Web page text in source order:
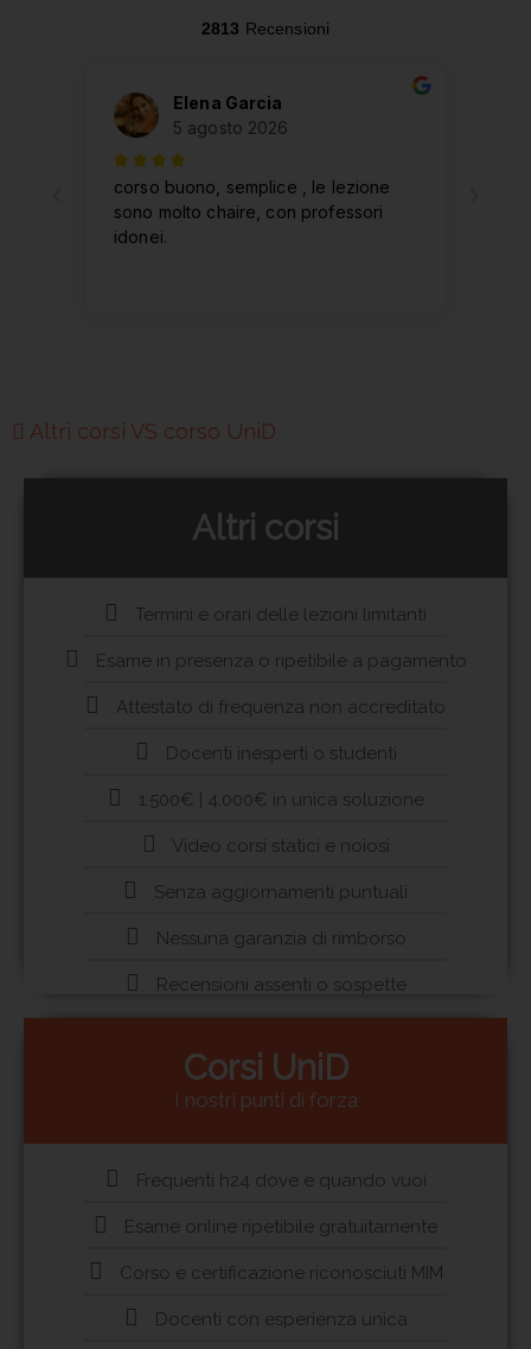
Altri corsi VS corso UniD
Altri corsi
Termini e orari delle lezioni limitanti
Esame in presenza o ripetibile a pagamento
Attestato di frequenza non accreditato
Docenti inesperti o studenti
1.500€ | 4.000€ in unica soluzione
Video corsi statici e noiosi
Senza aggiornamenti puntuali
Nessuna garanzia di rimborso
Recensioni assenti o sospette
Corsi UniD
I nostri punti di forza
Frequenti h24 dove e quando vuoi
Esame online ripetibile gratuitamente
Corso e certificazione riconosciuti MIM
Docenti con esperienza unica